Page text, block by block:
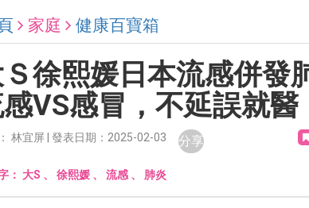
家庭 健康百寶箱
徐熙媛日本流感併發
VS感冒，不延誤就醫
林宜屏 | 發表日期：2025-02-03 分享
： 大S 、徐熙媛 、流感 、 肺炎